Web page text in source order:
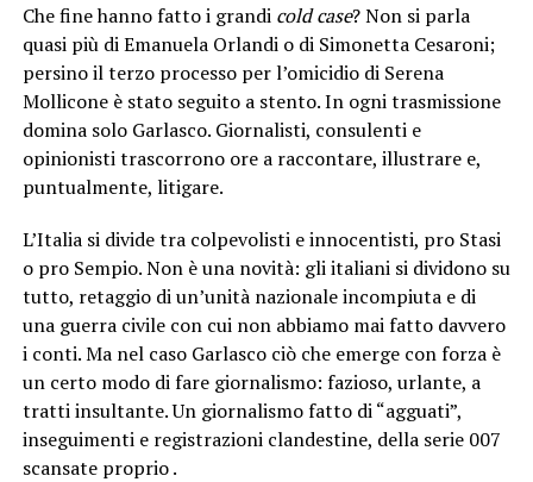
Che fine hanno fatto i grandi cold case? Non si parla
quasi più di Emanuela Orlandi o di Simonetta Cesaroni;
persino il terzo processo per l’omicidio di Serena
Mollicone è stato seguito a stento. In ogni trasmissione
domina solo Garlasco. Giornalisti, consulenti e
opinionisti trascorrono ore a raccontare, illustrare e,
puntualmente, litigare.
L’Italia si divide tra colpevolisti e innocentisti, pro Stasi
o pro Sempio. Non è una novità: gli italiani si dividono su
tutto, retaggio di un’unità nazionale incompiuta e di
una guerra civile con cui non abbiamo mai fatto davvero
i conti. Ma nel caso Garlasco ciò che emerge con forza è
un certo modo di fare giornalismo: fazioso, urlante, a
tratti insultante. Un giornalismo fatto di “agguati”,
inseguimenti e registrazioni clandestine, della serie 007
scansate proprio .